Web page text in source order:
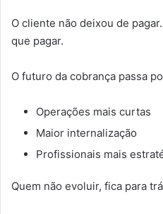
O cliente não deixou de
que pagar.
O futuro da cobrança passa
Operações mais curtas
Maior internalização
Profissionais mais
Quem não evoluir, fica para